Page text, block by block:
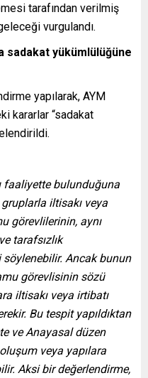
tarafından verilmiş
vurgulandı.
sadakat yükümlülüğüne
yapılarak, AYM
kararlar “sadakat
faaliyette bulunduğuna
iltisakı veya
görevlilerinin, aynı
tarafsızlık
Ancak bunun
görevlisinin sözü
iltisakı veya irtibatı
Bu tespit yapıldıktan
ve Anayasal düzen
veya yapılara
Aksi bir değerlendirme,